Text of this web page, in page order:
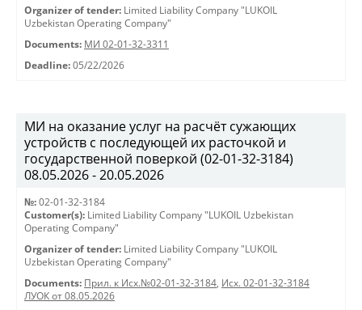
Organizer of tender: Limited Liability Company "LUKOIL
Uzbekistan Operating Company"
Documents: МИ 02-01-32-3311
Deadline: 05/22/2026
МИ на оказание услуг на расчёт сужающих
устройств с последующей их расточкой и
государственной поверкой (02-01-32-3184)
08.05.2026 - 20.05.2026
№: 02-01-32-3184
Customer(s): Limited Liability Company "LUKOIL Uzbekistan
Operating Company"
Organizer of tender: Limited Liability Company "LUKOIL
Uzbekistan Operating Company"
Documents: Прил. к Исх.№02-01-32-3184, Исх. 02-01-32-3184
ЛУОК от 08.05.2026